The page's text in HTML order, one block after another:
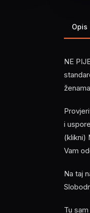
Opis
NE
i
(klikni)
Vam
Na taj
Tu